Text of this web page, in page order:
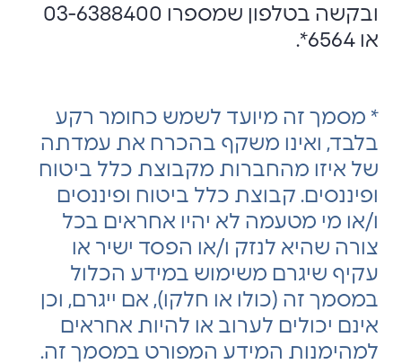
ובקשה בטלפון שמספרו 03-6388400
או 6564*.
* מסמך זה מיועד לשמש כחומר רקע
בלבד, ואינו משקף בהכרח את עמדתה
של איזו מהחברות מקבוצת כלל ביטוח
ופיננסים. קבוצת כלל ביטוח ופיננסים
ו/או מי מטעמה לא יהיו אחראים בכל
צורה שהיא לנזק ו/או הפסד ישיר או
עקיף שיגרם משימוש במידע הכלול
במסמך זה (כולו או חלקו), אם ייגרם, וכן
אינם יכולים לערוב או להיות אחראים
למהימנות המידע המפורט במסמך זה.